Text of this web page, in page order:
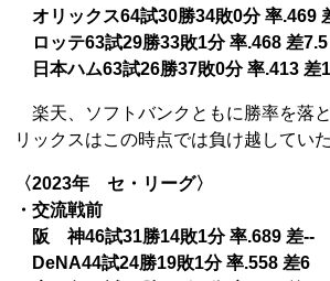
オリックス64試30勝34敗0分 率.469
ロッテ63試29勝33敗1分 率.468 差7.5
日本ハム63試26勝37敗0分 率.413 差
楽天、ソフトバンクともに勝率を落
リックスはこの時点では負け越していた
〈2023年 セ・リーグ〉
・交流戦前
阪 神46試31勝14敗1分 率.689 差--
DeNA44試24勝19敗1分 率.558 差6